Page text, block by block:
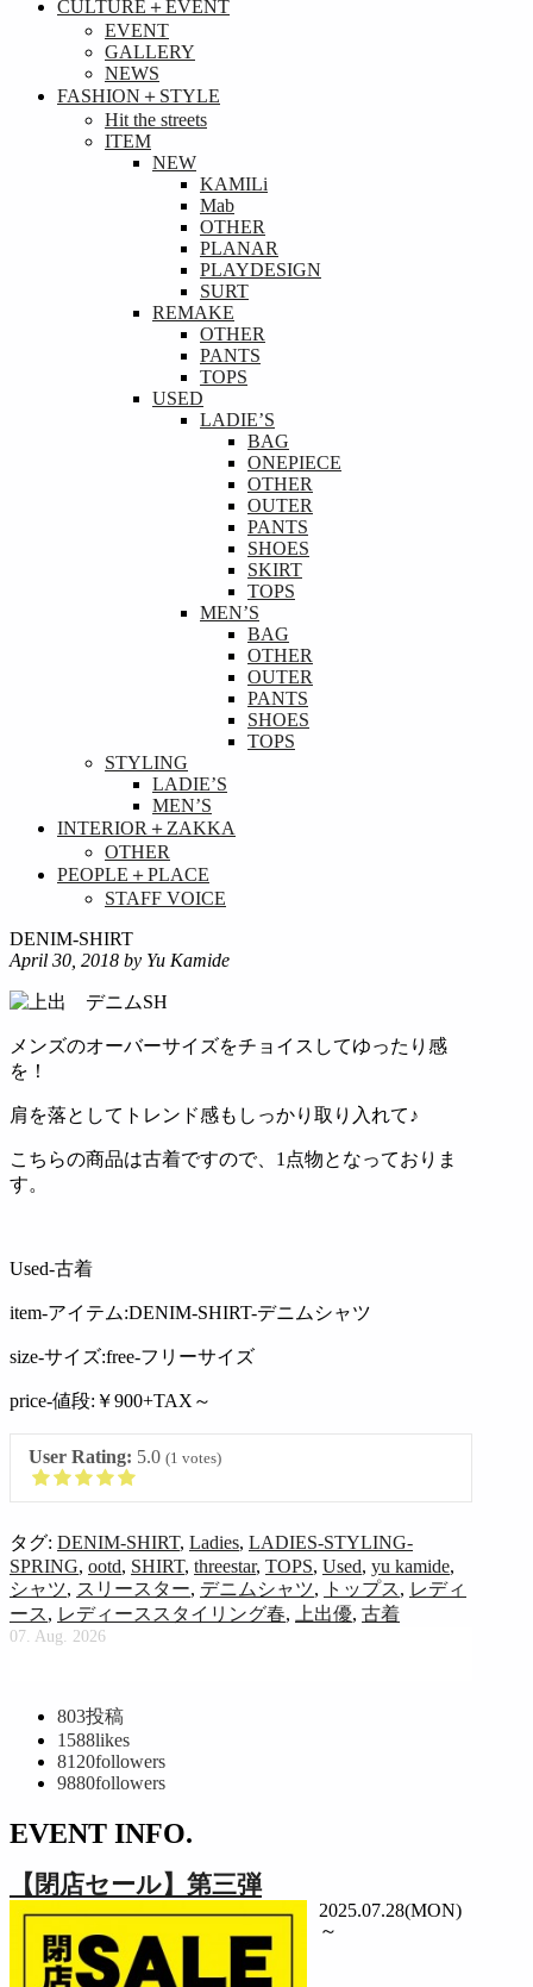
CULTURE＋EVENT
EVENT
GALLERY
NEWS
FASHION＋STYLE
Hit the streets
ITEM
NEW
KAMILi
Mab
OTHER
PLANAR
PLAYDESIGN
SURT
REMAKE
OTHER
PANTS
TOPS
USED
LADIE’S
BAG
ONEPIECE
OTHER
OUTER
PANTS
SHOES
SKIRT
TOPS
MEN’S
BAG
OTHER
OUTER
PANTS
SHOES
TOPS
STYLING
LADIE’S
MEN’S
INTERIOR＋ZAKKA
OTHER
PEOPLE＋PLACE
STAFF VOICE
DENIM-SHIRT
April 30, 2018 by Yu Kamide
メンズのオーバーサイズをチョイスしてゆったり感
を！
肩を落としてトレンド感もしっかり取り入れて♪
こちらの商品は古着ですので、1点物となっておりま
す。
Used-古着
item-アイテム:DENIM-SHIRT-デニムシャツ
size-サイズ:free-フリーサイズ
price-値段:￥900+TAX～
User Rating: 5.0 (1 votes)
タグ: DENIM-SHIRT, Ladies, LADIES-STYLING-
SPRING, ootd, SHIRT, threestar, TOPS, Used, yu kamide,
シャツ, スリースター, デニムシャツ, トップス, レディ
ース, レディーススタイリング春, 上出優, 古着
07. Aug. 2026
803投稿
1588likes
8120followers
9880followers
EVENT INFO.
【閉店セール】第三弾
2025.07.28(MON)
～